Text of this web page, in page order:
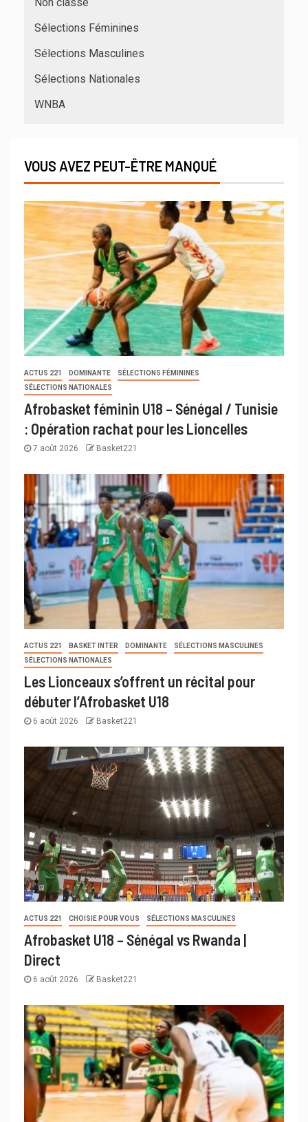
Sélections Féminines
Sélections Masculines
Sélections Nationales
WNBA
VOUS AVEZ PEUT-ÊTRE MANQUÉ
ACTUS 221 DOMINANTE
SÉLECTIONS FÉMININES
SÉLECTIONS NATIONALES
Afrobasket féminin U18 – Sénégal / Tunisie
: Opération rachat pour les Lioncelles
7 août 2026 Basket221
ACTUS 221 BASKET INTER DOMINANTE
SÉLECTIONS MASCULINES
SÉLECTIONS NATIONALES
Les Lionceaux s’offrent un récital pour
débuter l’Afrobasket U18
6 août 2026 Basket221
ACTUS 221 CHOISIE POUR VOUS SÉLECTIONS MASCULINES
Afrobasket U18 – Sénégal vs Rwanda |
Direct
6 août 2026 Basket221